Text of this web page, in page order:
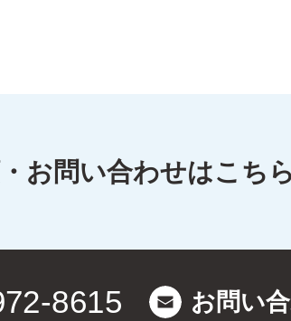
お問い合わせはこちら
8615 お問い